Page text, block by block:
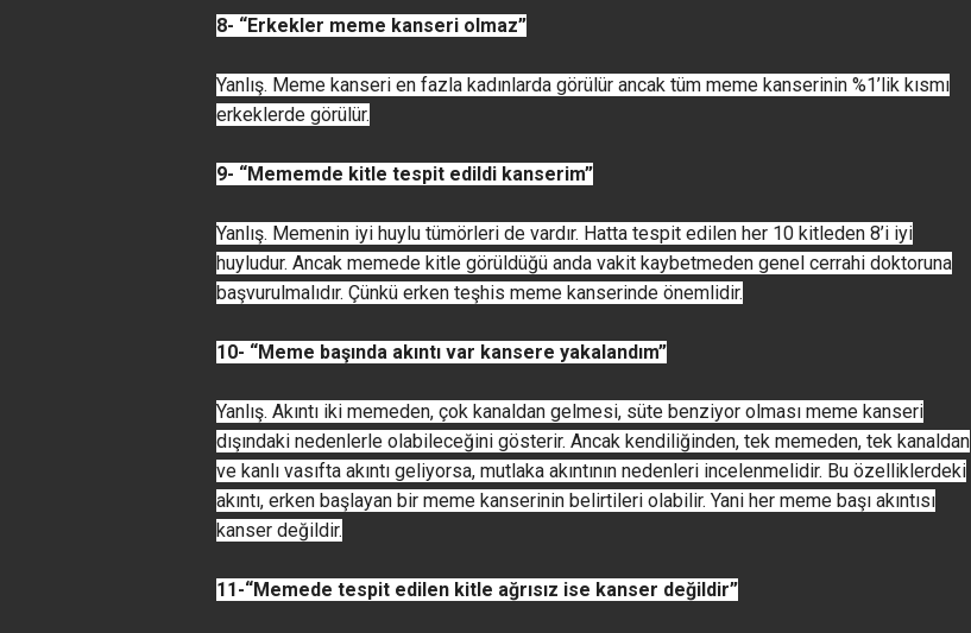
8- “Erkekler meme kanseri olmaz”
Yanlış. Meme kanseri en fazla kadınlarda görülür ancak tüm meme kanserinin %1’lik kısmı
erkeklerde görülür.
9- “Mememde kitle tespit edildi kanserim”
Yanlış. Memenin iyi huylu tümörleri de vardır. Hatta tespit edilen her 10 kitleden 8’i iyi
huyludur. Ancak memede kitle görüldüğü anda vakit kaybetmeden genel cerrahi doktoruna
başvurulmalıdır. Çünkü erken teşhis meme kanserinde önemlidir.
10- “Meme başında akıntı var kansere yakalandım”
Yanlış. Akıntı iki memeden, çok kanaldan gelmesi, süte benziyor olması meme kanseri
dışındaki nedenlerle olabileceğini gösterir. Ancak kendiliğinden, tek memeden, tek kanaldan
ve kanlı vasıfta akıntı geliyorsa, mutlaka akıntının nedenleri incelenmelidir. Bu özelliklerdeki
akıntı, erken başlayan bir meme kanserinin belirtileri olabilir. Yani her meme başı akıntısı
kanser değildir.
11-“Memede tespit edilen kitle ağrısız ise kanser değildir”